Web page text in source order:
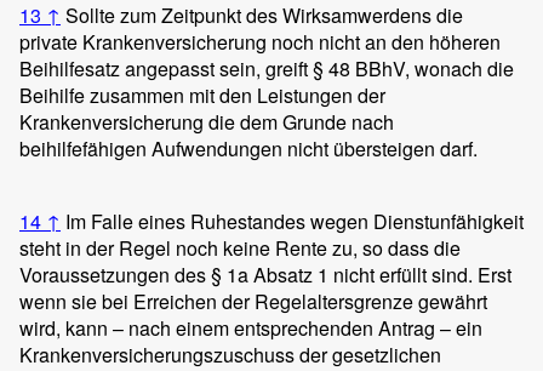
13 ↑ Sollte zum Zeitpunkt des Wirksamwerdens die
private Krankenversicherung noch nicht an den höheren
Beihilfesatz angepasst sein, greift § 48 BBhV, wonach die
Beihilfe zusammen mit den Leistungen der
Krankenversicherung die dem Grunde nach
beihilfefähigen Aufwendungen nicht übersteigen darf.
14 ↑ Im Falle eines Ruhestandes wegen Dienstunfähigkeit
steht in der Regel noch keine Rente zu, so dass die
Voraussetzungen des § 1a Absatz 1 nicht erfüllt sind. Erst
wenn sie bei Erreichen der Regelaltersgrenze gewährt
wird, kann – nach einem entsprechenden Antrag – ein
Krankenversicherungszuschuss der gesetzlichen